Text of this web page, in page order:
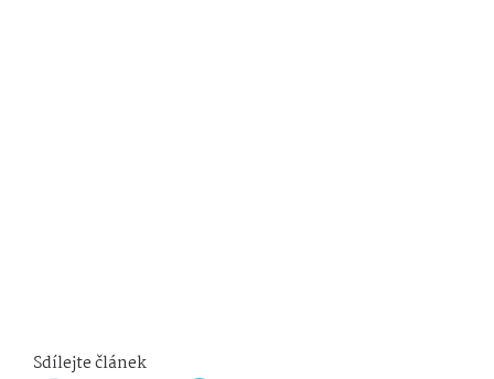
Sdílejte článek